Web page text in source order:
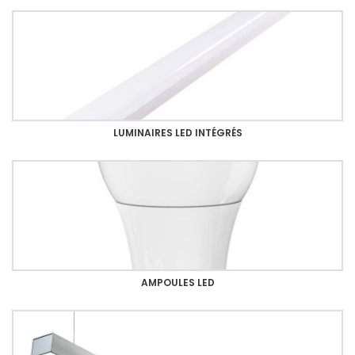
LUMINAIRES LED INTÉGRÉS
AMPOULES LED